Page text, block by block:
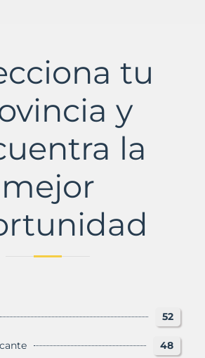
tu
y
la
mejor
52
48